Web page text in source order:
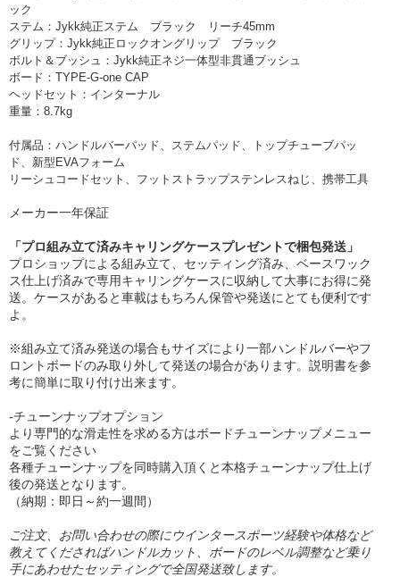
ック
ステム：Jykk純正ステム ブラック リーチ45mm
グリップ：Jykk純正ロックオングリップ ブラック
ボルト＆ブッシュ：Jykk純正ネジ一体型非貫通ブッシュ
ボード：TYPE-G-one CAP
ヘッドセット：インターナル
重量：8.7kg
付属品：ハンドルバーパッド、ステムパッド、トップチューブパッ
ド、新型EVAフォーム
リーシュコードセット、フットストラップステンレスねじ、携帯工具
メーカー一年保証
「プロ組み立て済みキャリングケースプレゼントで梱包発送」
プロショップによる組み立て、セッティング済み、ベースワック
ス仕上げ済みで専用キャリングケースに収納して大事にお得に発
送。ケースがあると車載はもちろん保管や発送にとても便利です
よ。
※組み立て済み発送の場合もサイズにより一部ハンドルバーやフ
ロントボードのみ取り外して発送の場合があります。説明書を参
考に簡単に取り付け出来ます。
-チューンナップオプション
より専門的な滑走性を求める方はボードチューンナップメニュー
をご覧ください
各種チューンナップを同時購入頂くと本格チューンナップ仕上げ
後の発送となります。
（納期：即日～約一週間）
ご注文、お問い合わせの際にウインタースポーツ経験や体格など
教えてくださればハンドルカット、ボードのレベル調整など乗り
手にあわせたセッティングで全国発送致します。